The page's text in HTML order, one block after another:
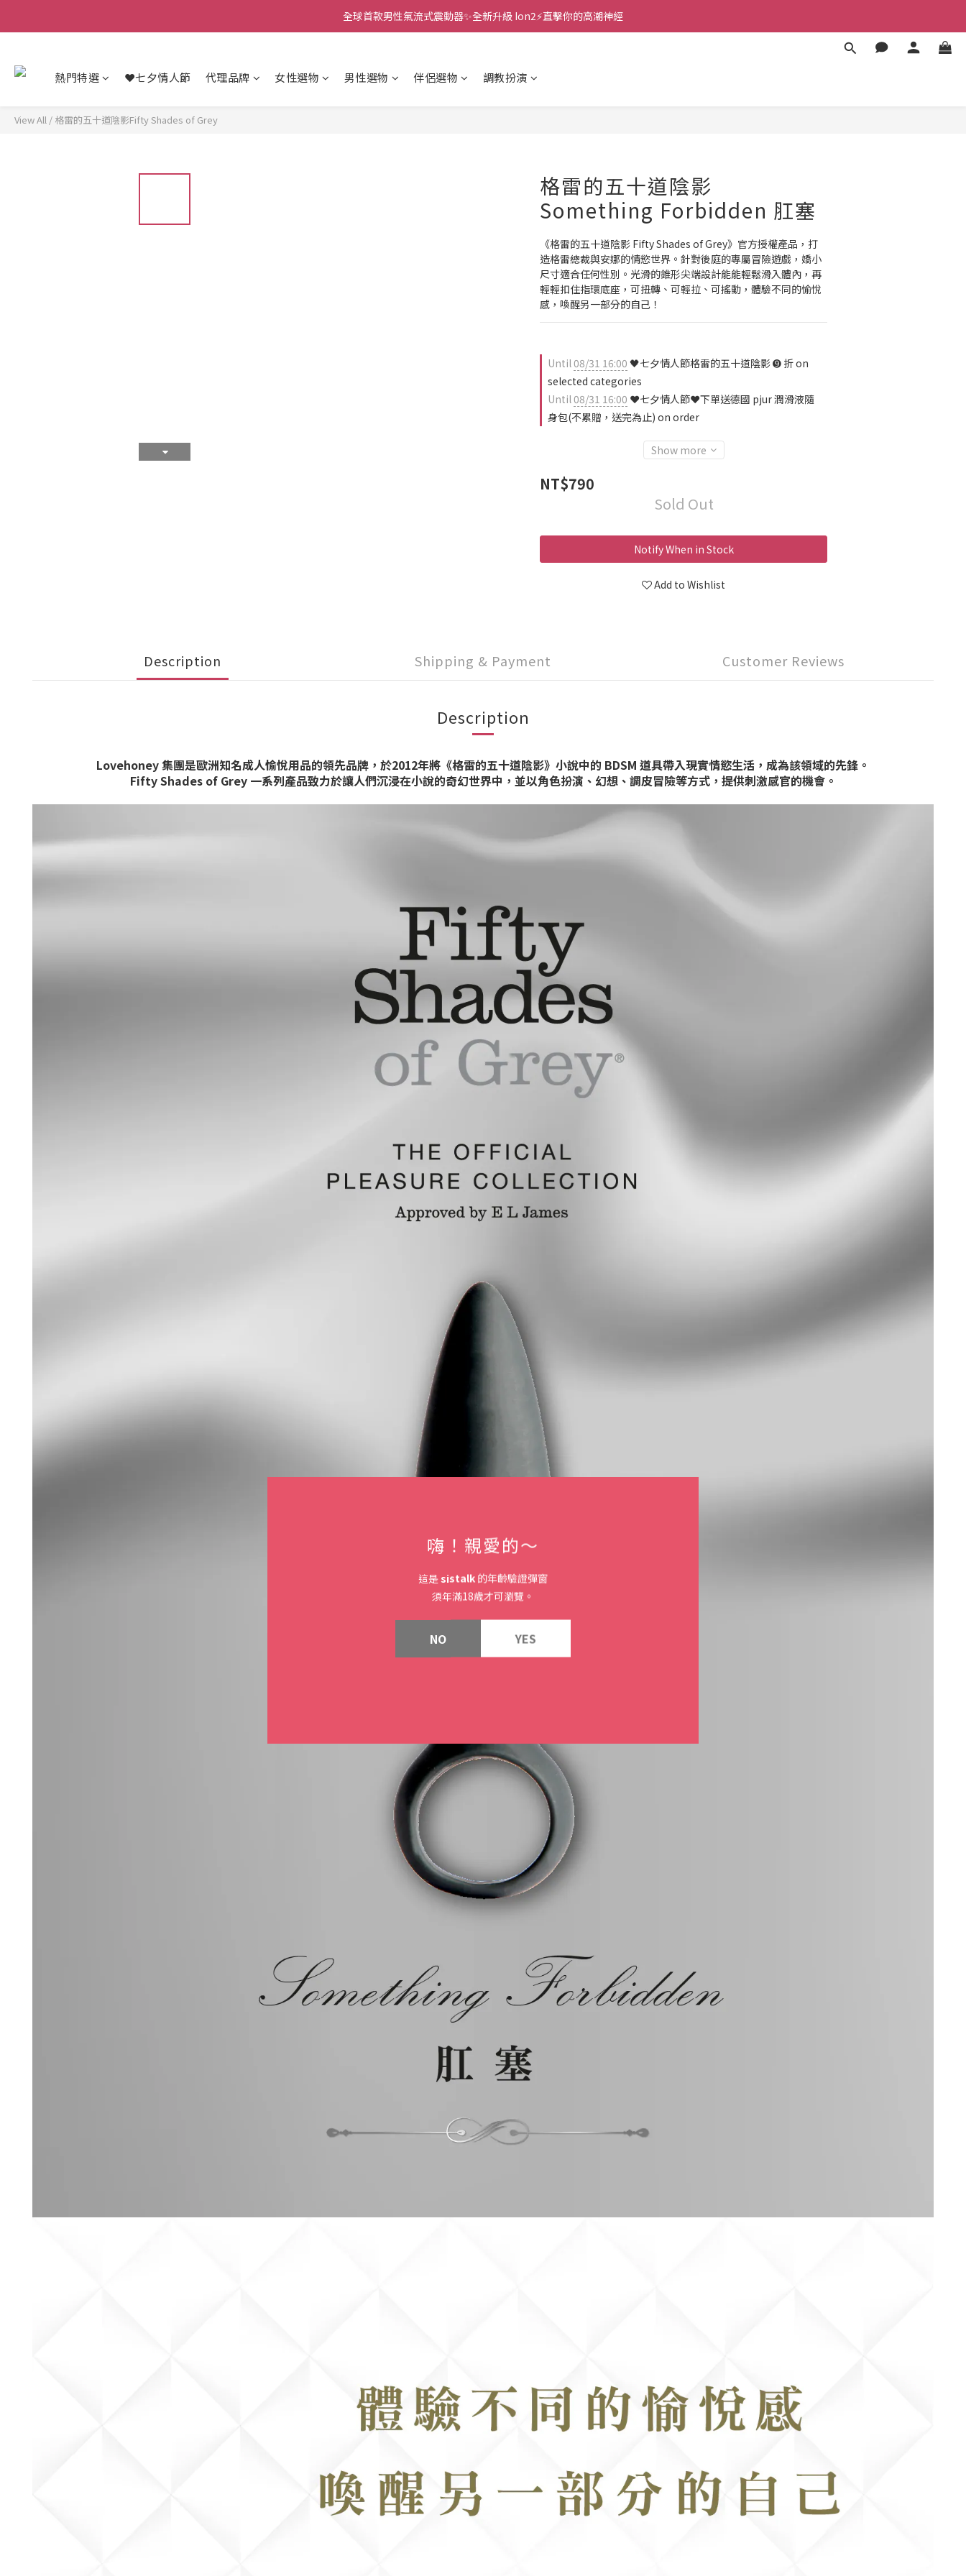
新款智能炮機👍小奶狗🩷小飛象💜
全球首款男性氣流式震動器✨全新升級 Ion2⚡直擊你的高潮神經
新款智能炮機👍小奶狗🩷小飛象💜
熱門特選 ❤️七夕情人節 代理品牌 女性選物 男性選物 伴侶選物 調教扮演
View All / 格雷的五十道陰影Fifty Shades of Grey
格雷的五十道陰影
Something Forbidden 肛塞
《格雷的五十道陰影 Fifty Shades of Grey》官方授權產品，打
造格雷總裁與安娜的情慾世界。針對後庭的專屬冒險遊戲，嬌小
尺寸適合任何性別。光滑的錐形尖端設計能能輕鬆滑入體內，再
輕輕扣住指環底座，可扭轉、可輕拉、可搖動，體驗不同的愉悅
感，喚醒另一部分的自己！
Until08/31 16:00 🖤七夕情人節格雷的五十道陰影 ➒ 折 on
selected categories
Until08/31 16:00 ❤️七夕情人節❤️下單送德國 pjur 潤滑液隨
身包(不累贈，送完為止) on order
Show more
NT$790
Sold Out
Notify When in Stock
Add to Wishlist
Description Shipping & Payment Customer Reviews
Description
Lovehoney 集團是歐洲知名成人愉悅用品的領先品牌， 於2012年將《格雷的五十道陰影》小說中的 BDSM 道具帶入現實情慾生活，成為該領域的先鋒。
Fifty Shades of Grey 一系列產品致力於讓人們沉浸在小說的奇幻世界中， 並以角色扮演、幻想、調皮冒險等方式，提供刺激感官的機會。
嗨！親愛的～
這是sistalk 的年齡驗證彈窗
須年滿18歲才可瀏覽。
NO YES